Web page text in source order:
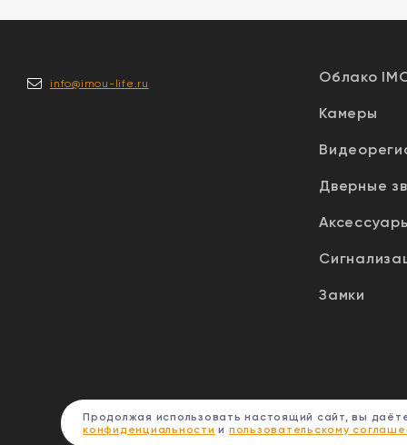
info@imou-life.ru Облако
Камеры
Дверные
Замки
Продолжая использовать настоящий сайт, вы
конфиденциальности и пользовательскому